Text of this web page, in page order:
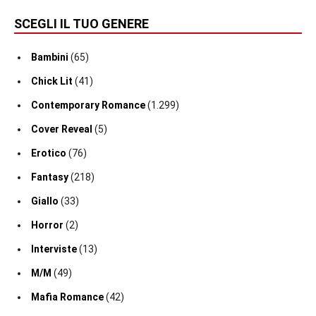
SCEGLI IL TUO GENERE
Bambini (65)
Chick Lit (41)
Contemporary Romance(1.299)
Cover Reveal (5)
Erotico (76)
Fantasy(218)
Giallo (33)
Horror (2)
Interviste(13)
M/M (49)
Mafia Romance(42)